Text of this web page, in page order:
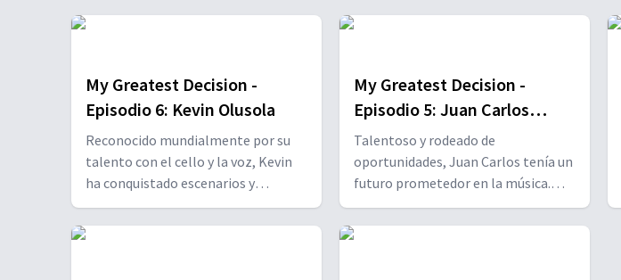
My Greatest Decision -
Episodio 6: Kevin Olusola
Reconocido mundialmente por su
talento con el cello y la voz, Kevin
ha conquistado escenarios y
premios… pero su mayor impulso
siempre ha venido de lo alto. En este
My Greatest Decision -
Episodio 5: Juan Carlos
Mariño
Talentoso y rodeado de
oportunidades, Juan Carlos tenía un
futuro prometedor en la música.
Pero algo más grande llamó a su
corazón. Este episodio narra el